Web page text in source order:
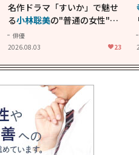
名作ドラマ「すいか」で魅せ
る小林聡美の"普通の女性"が
大人に刺さる...映画「かもめ
食堂」にも通じる静かな芝居
俳優
2026.08.03
23